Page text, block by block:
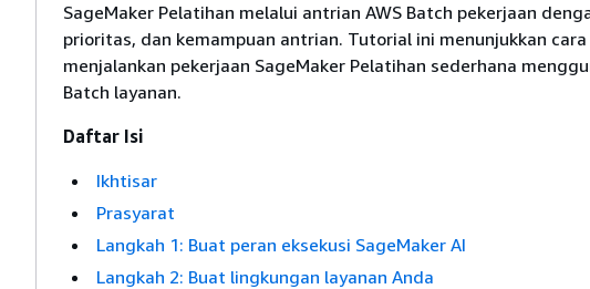
SageMaker Pelatihan melalui antrian AWS Batch pekerjaan
prioritas, dan kemampuan antrian. Tutorial ini menunjukkan
menjalankan pekerjaan SageMaker Pelatihan sederhana
Batch layanan.
Daftar Isi
Ikhtisar
Prasyarat
Langkah 1: Buat peran eksekusi SageMaker AI
Langkah 2: Buat lingkungan layanan Anda